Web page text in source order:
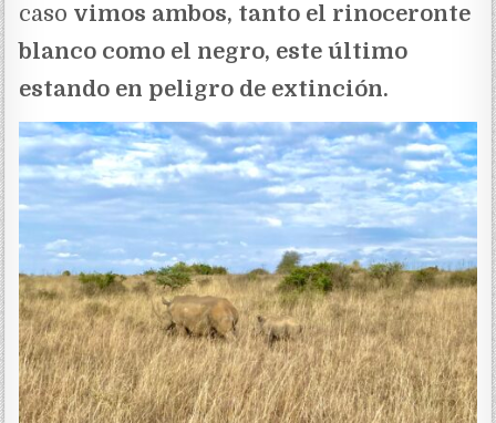
caso vimos ambos, tanto el rinoceronte
blanco como el negro, este último
estando en peligro de extinción.